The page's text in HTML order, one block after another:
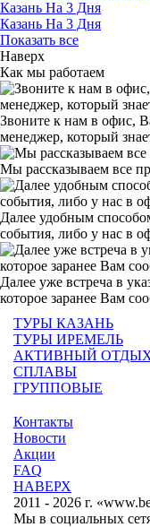
Казань На 3 Дня
Казань На 3 Дня
Показать все
Наверх
Как мы работаем
Звоните к нам в офис,
менеджер, который
Мы рассказываем все
Далее удобным
события, либо у нас в
Далее уже встреча в
которое заранее Вам
Контакты
Новости
Акции
FAQ
НАВЕРХ
2011 - 2026 г.
ТУРЫ КАЗАНЬ
ТУРЫ ИРЕМЕЛЬ
АКТИВНЫЙ
СПЛАВЫ
ГРУППОВЫЕ
Мы в социальных